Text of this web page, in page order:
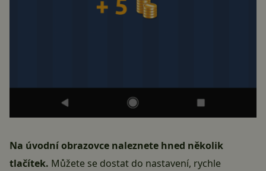
Na úvodní obrazovce naleznete hned několik
tlačítek. Můžete se dostat do nastavení, rychle